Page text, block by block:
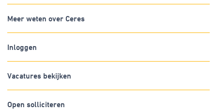
Meer weten over Ceres
Inloggen
Vacatures bekijken
Open solliciteren